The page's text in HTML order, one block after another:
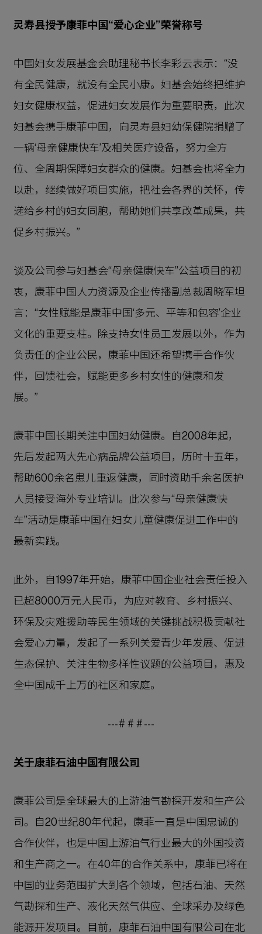
灵寿县授予康菲中国“爱心企业”荣誉称号
中国妇女发展基金会助理秘书长李彩云表示：“没
有全民健康，就没有全民小康。妇基会始终把维护
妇女健康权益，促进妇女发展作为重要职责，此次
妇基会携手康菲中国，向灵寿县妇幼保健院捐赠了
一辆‘母亲健康快车’及相关医疗设备，努力全方
位、全周期保障妇女群众的健康。妇基会也将全力
以赴，继续做好项目实施，把社会各界的关怀，传
递给乡村的妇女同胞，帮助她们共享改革成果，共
促乡村振兴。”
谈及公司参与妇基会“母亲健康快车”公益项目的初
衷，康菲中国人力资源及企业传播副总裁周晓军坦
言：“女性赋能是康菲中国‘多元、平等和包容’企业
文化的重要支柱。除支持女性员工发展以外，作为
负责任的企业公民，康菲中国还希望携手合作伙
伴，回馈社会，赋能更多乡村女性的健康和发
展。”
康菲中国长期关注中国妇幼健康。自2008年起，
先后发起两大先心病品牌公益项目，历时十五年，
帮助600余名患儿重返健康，同时资助千余名医护
人员接受海外专业培训。此次参与“母亲健康快
车”活动是康菲中国在妇女儿童健康促进工作中的
最新实践。
此外，自1997年开始，康菲中国企业社会责任投入
已超8000万元人民币，为应对教育、乡村振兴、
环保及灾难援助等民生领域的关键挑战积极贡献社
会爱心力量，发起了一系列关爱青少年发展、促进
生态保护、关注生物多样性议题的公益项目，惠及
全中国成千上万的社区和家庭。
--- # # # ---
关于康菲石油中国有限公司
康菲公司是全球最大的上游油气勘探开发和生产公
司。自20世纪80年代起，康菲一直是中国忠诚的
合作伙伴，也是中国上游油气行业最大的外国投资
和生产商之一。在40年的合作关系中，康菲已将在
中国的业务范围扩大到各个领域，包括石油、天然
气勘探和生产、液化天然气供应、全球采办及绿色
能源开发项目。目前，康菲石油中国有限公司在北